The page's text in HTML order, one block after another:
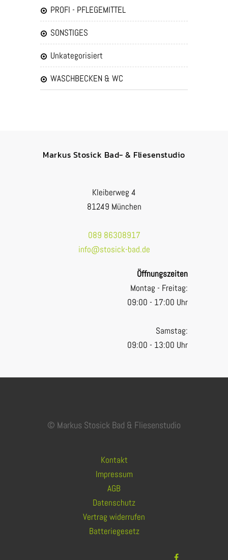
PROFI - PFLEGEMITTEL
SONSTIGES
Unkategorisiert
WASCHBECKEN & WC
Markus Stosick Bad- & Fliesenstudio
Kleiberweg 4
81249 München
089 86308917
info@stosick-bad.de
Öffnungszeiten
Montag - Freitag:
09:00 - 17:00 Uhr
Samstag:
09:00 - 13:00 Uhr
© Markus Stosick Bad & Fliesenstudio
Kontakt
Impressum
AGB
Datenschutz
Vertrag widerrufen
Batteriegesetz